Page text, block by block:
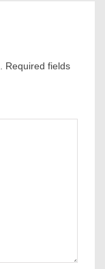
Required fields